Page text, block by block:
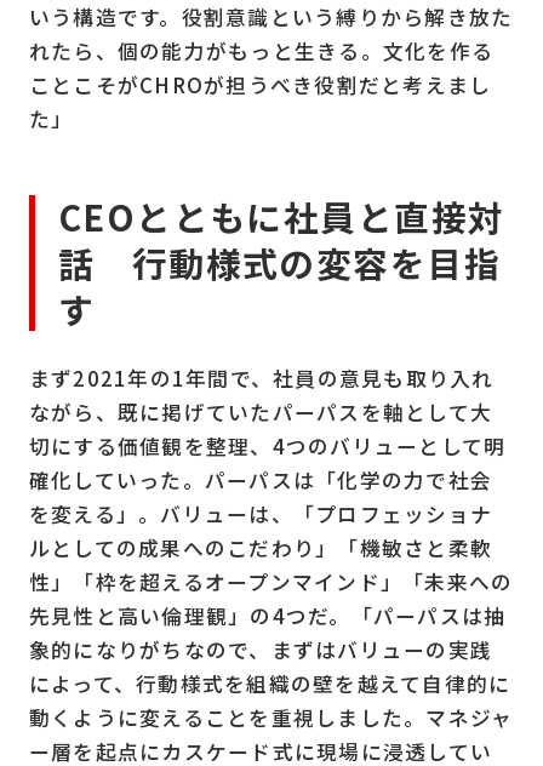
いう構造です。役割意識という縛りから解き放た
れたら、個の能力がもっと生きる。文化を作る
ことこそがCHROが担うべき役割だと考えまし
た」
CEOとともに社員と直接対
話 行動様式の変容を目指
す
まず2021年の1年間で、社員の意見も取り入れ
ながら、既に掲げていたパーパスを軸として大
切にする価値観を整理、4つのバリューとして明
確化していった。パーパスは「化学の力で社会
を変える」。バリューは、「プロフェッショナ
ルとしての成果へのこだわり」「機敏さと柔軟
性」「枠を超えるオープンマインド」「未来への
先見性と高い倫理観」の4つだ。「パーパスは抽
象的になりがちなので、まずはバリューの実践
によって、行動様式を組織の壁を越えて自律的に
動くように変えることを重視しました。マネジャ
ー層を起点にカスケード式に現場に浸透してい